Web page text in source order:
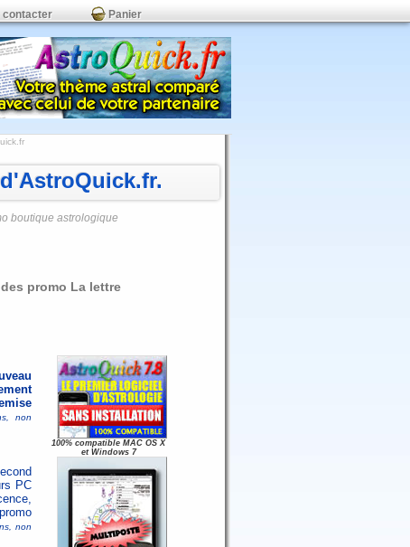
contacter Panier
boutique astrologique
promo La lettre
non
PC
non
100% compatible MAC OS X
et Windows 7